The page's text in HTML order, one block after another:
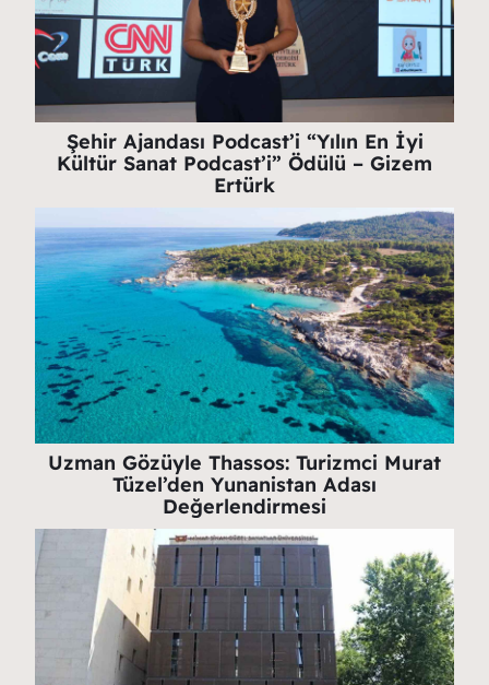
Şehir Ajandası Podcast’i “Yılın En İyi
Kültür Sanat Podcast’i” Ödülü – Gizem
Ertürk
Uzman Gözüyle Thassos: Turizmci Murat
Tüzel’den Yunanistan Adası
Değerlendirmesi